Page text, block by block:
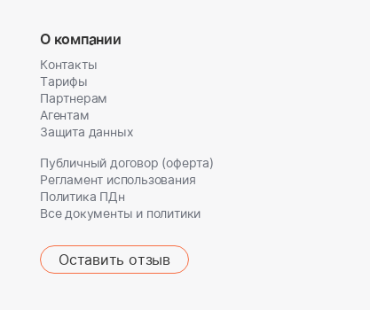
О компании
Контакты
Тарифы
Партнерам
Агентам
Защита данных
Публичный договор (оферта)
Регламент использования
Политика ПДн
Все документы и политики
Оставить отзыв